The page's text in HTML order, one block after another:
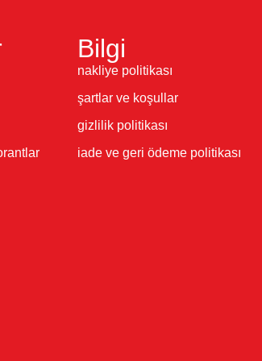
Bilgi
nakliye politikası
şartlar ve koşullar
gizlilik politikası
iade ve geri ödeme politikası